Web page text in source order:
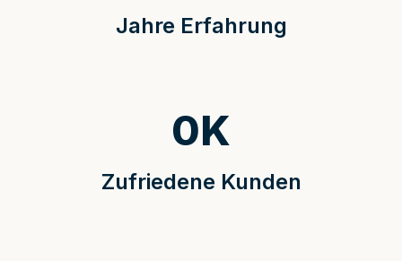
Jahre Erfahrung
Zufriedene Kunden
0K